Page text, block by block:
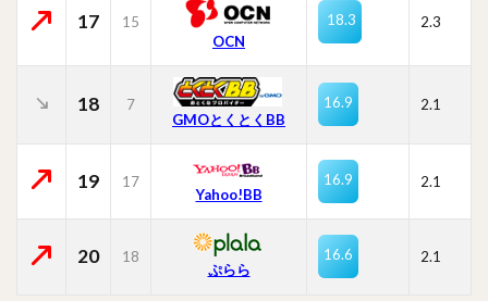
17
15
OCN
18.3 2.3
18
7
GMOとくとくBB
16.9 2.1
19 17
Yahoo!BB
16.9 2.1
20 18
ぷらら
16.6 2.1